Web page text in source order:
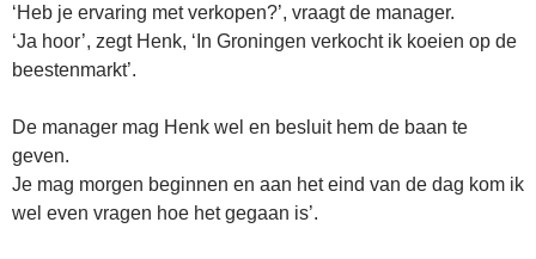
‘Heb je ervaring met verkopen?’, vraagt de manager.
‘Ja hoor’, zegt Henk, ‘In Groningen verkocht ik koeien op de
beestenmarkt’.
De manager mag Henk wel en besluit hem de baan te
geven.
Je mag morgen beginnen en aan het eind van de dag kom ik
wel even vragen hoe het gegaan is’.